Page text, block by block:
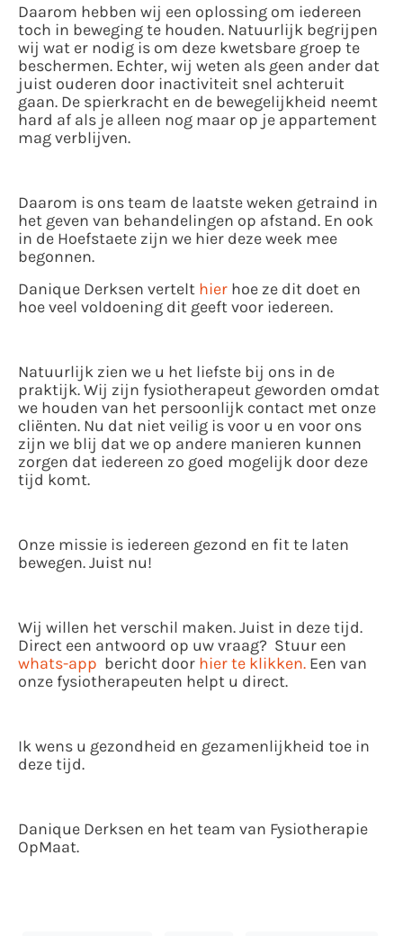
Daarom hebben wij een oplossing om iedereen
toch in beweging te houden. Natuurlijk begrijpen
wij wat er nodig is om deze kwetsbare groep te
beschermen. Echter, wij weten als geen ander dat
juist ouderen door inactiviteit snel achteruit
gaan. De spierkracht en de bewegelijkheid neemt
hard af als je alleen nog maar op je appartement
mag verblijven.
Daarom is ons team de laatste weken getraind in
het geven van behandelingen op afstand. En ook
in de Hoefstaete zijn we hier deze week mee
begonnen.
Danique Derksen vertelt hier hoe ze dit doet en
hoe veel voldoening dit geeft voor iedereen.
Natuurlijk zien we u het liefste bij ons in de
praktijk. Wij zijn fysiotherapeut geworden omdat
we houden van het persoonlijk contact met onze
cliënten. Nu dat niet veilig is voor u en voor ons
zijn we blij dat we op andere manieren kunnen
zorgen dat iedereen zo goed mogelijk door deze
tijd komt.
Onze missie is iedereen gezond en fit te laten
bewegen. Juist nu!
Wij willen het verschil maken. Juist in deze tijd.
Direct een antwoord op uw vraag? Stuur een
whats-app bericht door hier te klikken. Een van
onze fysiotherapeuten helpt u direct.
Ik wens u gezondheid en gezamenlijkheid toe in
deze tijd.
Danique Derksen en het team van Fysiotherapie
OpMaat.